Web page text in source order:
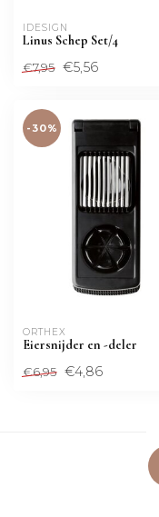
IDESIGN
Linus Schep Set/4
€7,95 €5,56
-30%
ORTHEX
Eiersnijder en -deler
€6,95 €4,86